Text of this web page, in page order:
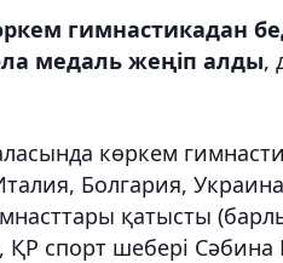
гимнастикадан
медаль жеңіп алды,
көркем
Болгария,
қатысты
ҚР спорт шебері